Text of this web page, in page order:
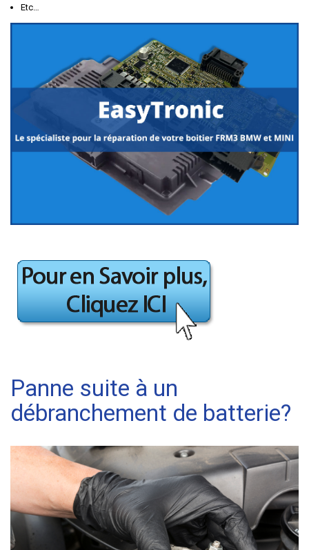
Etc…
Panne suite à un
débranchement de batterie?